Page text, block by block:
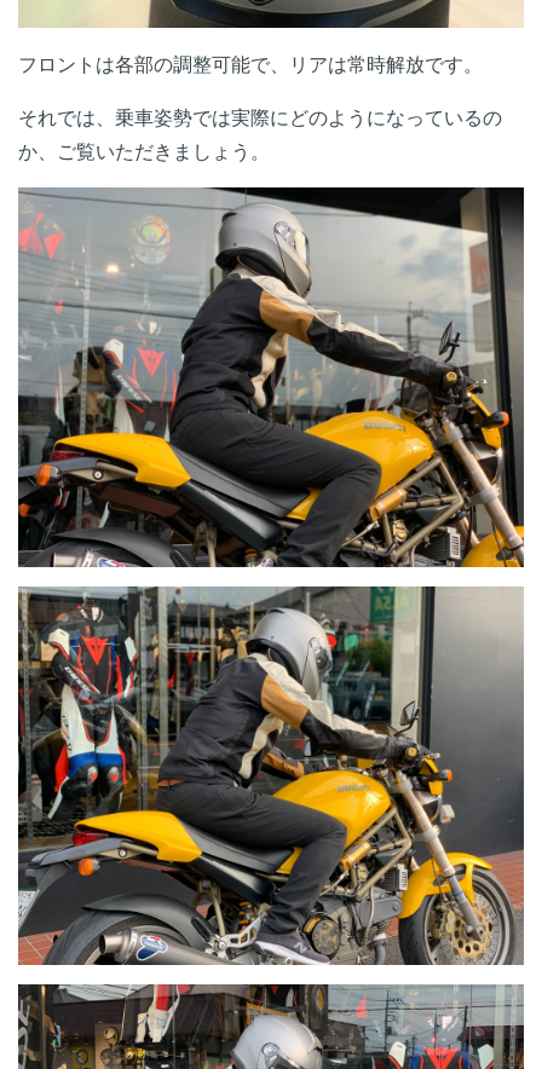
フロントは各部の調整可能で、リアは常時解放です。
それでは、乗車姿勢では実際にどのようになっているの
か、ご覧いただきましょう。